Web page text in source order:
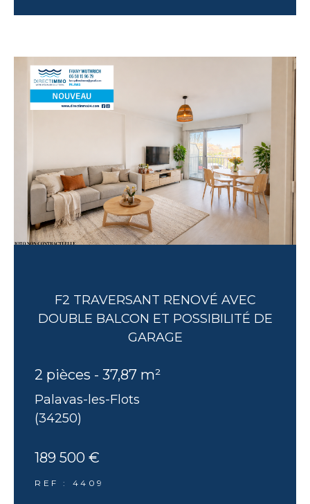
F2 TRAVERSANT RENOVÉ AVEC
DOUBLE BALCON ET POSSIBILITÉ DE
GARAGE
2 pièces - 37,87 m²
Palavas-les-Flots
(34250)
189 500 €
REF : 4409